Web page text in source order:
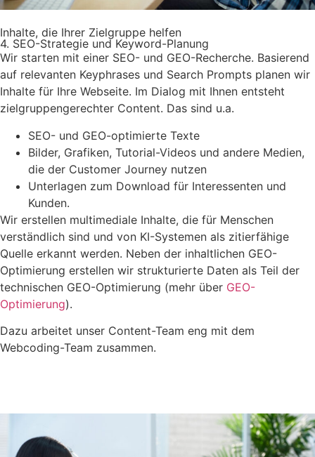
Inhalte, die Ihrer Zielgruppe helfen
4. SEO-Strategie und Keyword-Planung
Wir starten mit einer SEO- und GEO-Recherche. Basierend
auf relevanten Keyphrases und Search Prompts planen wir
Inhalte für Ihre Webseite. Im Dialog mit Ihnen entsteht
zielgruppengerechter Content. Das sind u.a.
SEO- und GEO-optimierte Texte
Bilder, Grafiken, Tutorial-Videos und andere Medien,
die der Customer Journey nutzen
Unterlagen zum Download für Interessenten und
Kunden.
Wir erstellen multimediale Inhalte, die für Menschen
verständlich sind und von KI-Systemen als zitierfähige
Quelle erkannt werden. Neben der inhaltlichen GEO-
Optimierung erstellen wir strukturierte Daten als Teil der
technischen GEO-Optimierung (mehr über GEO-
Optimierung).
Dazu arbeitet unser Content-Team eng mit dem
Webcoding-Team zusammen.